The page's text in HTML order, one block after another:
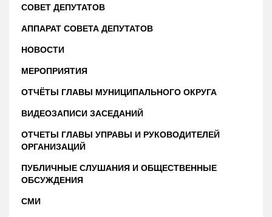
СОВЕТ ДЕПУТАТОВ
АППАРАТ СОВЕТА ДЕПУТАТОВ
НОВОСТИ
МЕРОПРИЯТИЯ
ОТЧЁТЫ ГЛАВЫ МУНИЦИПАЛЬНОГО ОКРУГА
ВИДЕОЗАПИСИ ЗАСЕДАНИЙ
ОТЧЕТЫ ГЛАВЫ УПРАВЫ И РУКОВОДИТЕЛЕЙ
ОРГАНИЗАЦИЙ
ПУБЛИЧНЫЕ СЛУШАНИЯ И ОБЩЕСТВЕННЫЕ
ОБСУЖДЕНИЯ
СМИ